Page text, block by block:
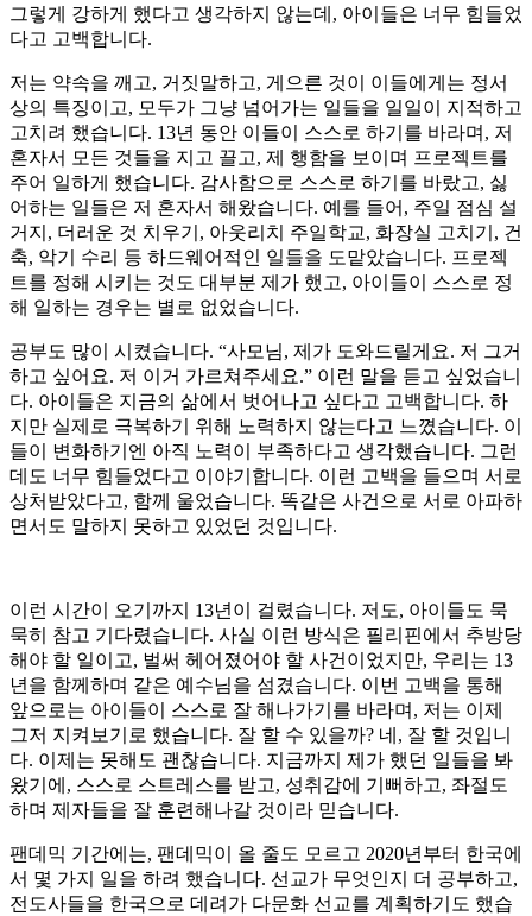
그렇게 강하게 했다고 생각하지 않는데, 아이들은 너무 힘들었
다고 고백합니다.
저는 약속을 깨고, 거짓말하고, 게으른 것이 이들에게는 정서
상의 특징이고, 모두가 그냥 넘어가는 일들을 일일이 지적하고
고치려 했습니다. 13년 동안 이들이 스스로 하기를 바라며, 저
혼자서 모든 것들을 지고 끌고, 제 행함을 보이며 프로젝트를
주어 일하게 했습니다. 감사함으로 스스로 하기를 바랐고, 싫
어하는 일들은 저 혼자서 해왔습니다. 예를 들어, 주일 점심 설
거지, 더러운 것 치우기, 아웃리치 주일학교, 화장실 고치기, 건
축, 악기 수리 등 하드웨어적인 일들을 도맡았습니다. 프로젝
트를 정해 시키는 것도 대부분 제가 했고, 아이들이 스스로 정
해 일하는 경우는 별로 없었습니다.
공부도 많이 시켰습니다. “사모님, 제가 도와드릴게요. 저 그거
하고 싶어요. 저 이거 가르쳐주세요.” 이런 말을 듣고 싶었습니
다. 아이들은 지금의 삶에서 벗어나고 싶다고 고백합니다. 하
지만 실제로 극복하기 위해 노력하지 않는다고 느꼈습니다. 이
들이 변화하기엔 아직 노력이 부족하다고 생각했습니다. 그런
데도 너무 힘들었다고 이야기합니다. 이런 고백을 들으며 서로
상처받았다고, 함께 울었습니다. 똑같은 사건으로 서로 아파하
면서도 말하지 못하고 있었던 것입니다.
이런 시간이 오기까지 13년이 걸렸습니다. 저도, 아이들도 묵
묵히 참고 기다렸습니다. 사실 이런 방식은 필리핀에서 추방당
해야 할 일이고, 벌써 헤어졌어야 할 사건이었지만, 우리는 13
년을 함께하며 같은 예수님을 섬겼습니다. 이번 고백을 통해
앞으로는 아이들이 스스로 잘 해나가기를 바라며, 저는 이제
그저 지켜보기로 했습니다. 잘 할 수 있을까? 네, 잘 할 것입니
다. 이제는 못해도 괜찮습니다. 지금까지 제가 했던 일들을 봐
왔기에, 스스로 스트레스를 받고, 성취감에 기뻐하고, 좌절도
하며 제자들을 잘 훈련해나갈 것이라 믿습니다.
팬데믹 기간에는, 팬데믹이 올 줄도 모르고 2020년부터 한국에
서 몇 가지 일을 하려 했습니다. 선교가 무엇인지 더 공부하고,
전도사들을 한국으로 데려가 다문화 선교를 계획하기도 했습